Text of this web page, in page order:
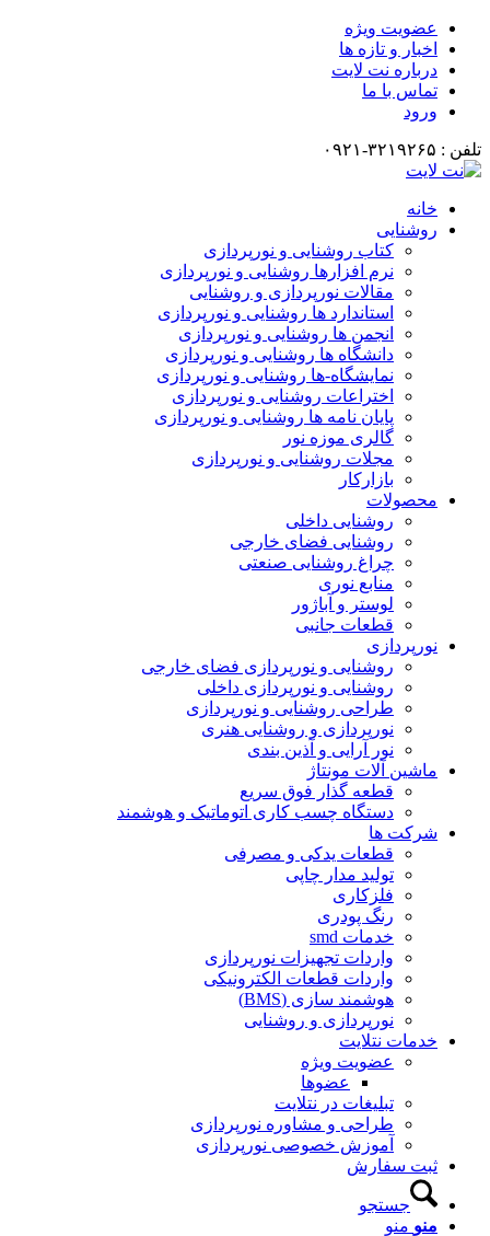
عضویت ویژه
اخبار و تازه ها
درباره نت لایت
تماس با ما
ورود
تلفن : ۳۲۱۹۲۶۵-۰۹۲۱
خانه
روشنایی
کتاب روشنایی و نورپردازی
نرم افزارها روشنایی و نورپردازی
مقالات نورپردازی و روشنایی
استاندارد ها روشنایی و نورپردازی
انجمن ها روشنایی و نورپردازی
دانشگاه ها روشنایی و نورپردازی
نمایشگاه-ها روشنایی و نورپردازی
اختراعات روشنایی و نورپردازی
پایان نامه ها روشنایی و نورپردازی
گالری موزه نور
مجلات روشنایی و نورپردازی
بازارکار
محصولات
روشنایی داخلی
روشنایی فضای خارجی
چراغ روشنایی صنعتی
منابع نوری
لوستر و آباژور
قطعات جانبی
نورپردازی
روشنایی و نورپردازی فضای خارجی
روشنایی و نورپردازی داخلی
طراحی روشنایی و نورپردازی
نورپردازی و روشنایی هنری
نور آرایی و آذین بندی
ماشین آلات مونتاژ
قطعه گذار فوق سریع
دستگاه چسب کاری اتوماتیک و هوشمند
شرکت ها
قطعات یدکی و مصرفی
تولید مدار چاپی
فلزکاری
رنگ پودری
خدمات smd
واردات تجهیزات نورپردازی
واردات قطعات الکترونیکی
هوشمند سازی (BMS)
نورپردازی و روشنایی
خدمات نتلایت
عضویت ویژه
عضوها
تبلیغات در نتلایت
طراحی و مشاوره نورپردازی
آموزش خصوصی نورپردازی
ثبت سفارش
جستجو
منو منو